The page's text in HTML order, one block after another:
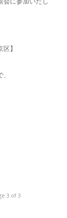
】
3 of 3